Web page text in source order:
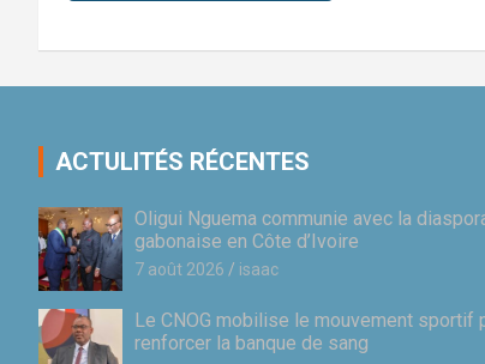
ACTULITÉS RÉCENTES
Oligui Nguema communie avec la
gabonaise en Côte d’Ivoire
7 août 2026 isaac
Le CNOG mobilise le mouvement sportif
renforcer la banque de sang